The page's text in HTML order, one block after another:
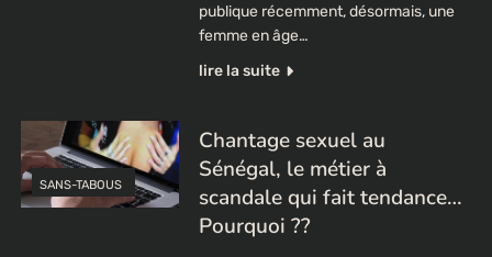
publique récemment, désormais, une
femme en âge…
lire la suite
SANS-TABOUS
Chantage sexuel au
Sénégal, le métier à
scandale qui fait tendance…
Pourquoi ??